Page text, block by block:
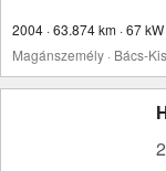
2004 · 63.874 km · 67
Magánszemély · Bács-